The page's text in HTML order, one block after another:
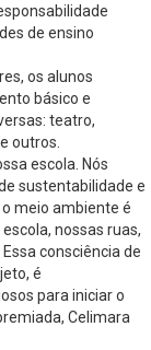
de ensino
os alunos
básico e
teatro,
outros.
escola. Nós
sustentabilidade e
meio ambiente é
nossas ruas,
consciência de
é
para iniciar o
Celimara